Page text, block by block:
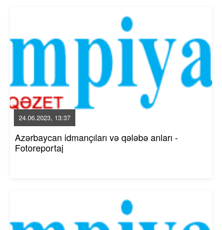
24.06.2023, 13:37
Azərbaycan idmançıları və qələbə anları -
Fotoreportaj